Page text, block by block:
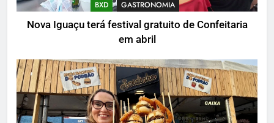
BXD GASTRONOMIA
Nova Iguaçu terá festival gratuito de Confeitaria
em abril